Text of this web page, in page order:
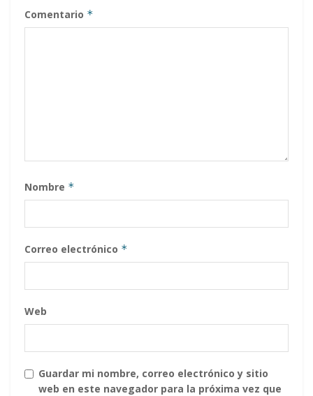
Comentario *
Nombre *
Correo electrónico *
Web
Guardar mi nombre, correo electrónico y sitio
web en este navegador para la próxima vez que